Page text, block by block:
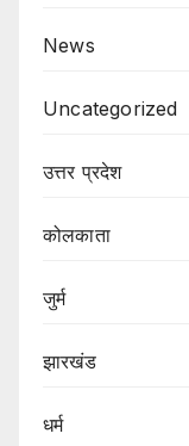
News
Uncategorized
उत्तर प्रदेश
कोलकाता
जुर्म
झारखंड
धर्म